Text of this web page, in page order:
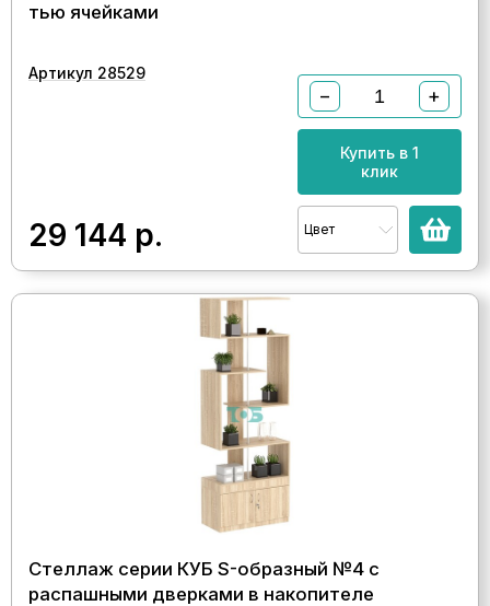
тью ячейками
Артикул 28529
29 144 р.
− +
Купить в 1
клик
Цвет
Стеллаж серии КУБ S-образный №4 с
распашными дверками в накопителе